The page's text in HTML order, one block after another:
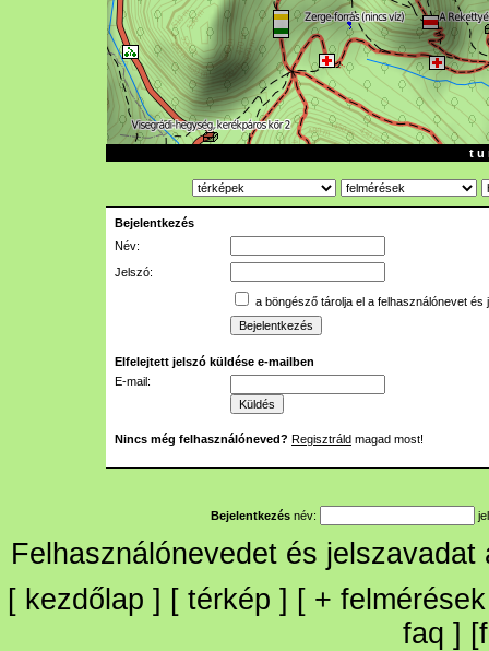
t u
Bejelentkezés
Név:
Jelszó:
a böngésző tárolja el a felhasználónevet és
Elfelejtett jelszó küldése e-mailben
E-mail:
Nincs még felhasználóneved? Regisztráld magad most!
Bejelentkezés név:
Felhasználónevedet és
[ kezdőlap ] [ térkép ] [ + felmérések
faq ] [